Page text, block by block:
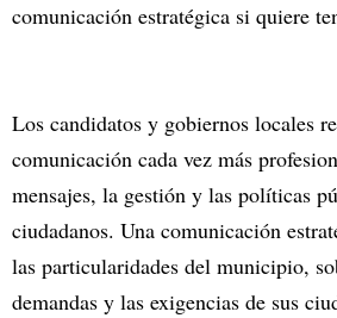
comunicación estratégica si quiere
Los candidatos y gobiernos locales
comunicación cada vez más
mensajes, la gestión y las políticas
ciudadanos. Una comunicación
las particularidades del municipio,
demandas y las exigencias de sus